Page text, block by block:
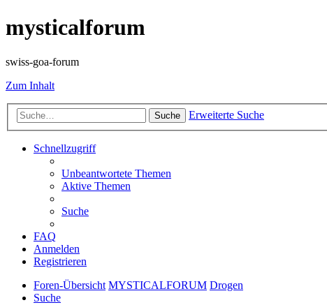
mysticalforum
swiss-goa-forum
Zum Inhalt
Suche Erweiterte Suche
Schnellzugriff
Unbeantwortete Themen
Aktive Themen
Suche
FAQ
Anmelden
Registrieren
Foren-Übersicht MYSTICALFORUM Drogen
Suche